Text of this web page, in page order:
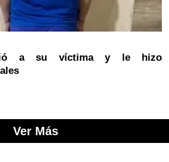
a su víctima y le hizo
Ver Más